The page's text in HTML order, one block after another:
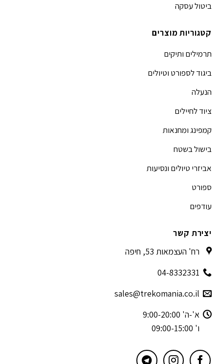
ביטול עסקה
קטגוריות מוצרים
תרמילים ותיקים
ביגוד לספורט וטיולים
הנעלה
ציוד לחיילים
קמפינג ומחנאות
בישול בשטח
אביזרי טיולים ונסיעות
ספורט
עודפים
יצירת קשר
רח' העצמאות 53, חיפה
04-8332331
sales@trekomania.co.il
א'-ה' 9:00-20:00
ו' 09:00-15:00